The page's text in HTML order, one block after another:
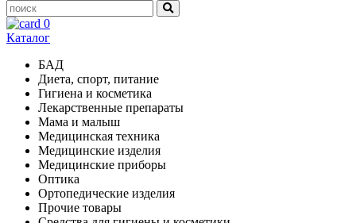
0
Каталог
БАД
Диета, спорт, питание
Гигиена и косметика
Лекарственные препараты
Мама и малыш
Медицинская техника
Медицинские изделия
Медицинские приборы
Оптика
Ортопедические изделия
Прочие товары